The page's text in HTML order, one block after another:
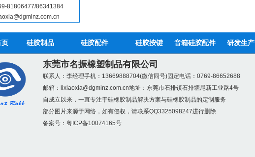
胶冰格定制_硅胶冰
81806477/86341384
页 硅胶制品 硅胶配件 硅胶按键 音箱硅胶配件 研发生产
东莞市名振橡塑制品有限公司
联系人：李经理手机：13669888704(微信同号)固定电话：0769-86652688
邮箱： lixiaoxia@dgminz.com.cn地址：东莞市石排镇石排塘尾新工业路4号
自成立以来，一直专注于硅橡胶制品解决方案与硅橡胶制品的定制服务
部分图片来源于网络，如有侵权，请联系QQ3325098247进行删除
备案号： 粤ICP备10074165号